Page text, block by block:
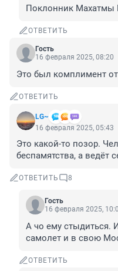
Поклонник Махатмы
ОТВЕТИТЬ
Гость
16 февраля 2025, 08:20
Это был комплимент
ОТВЕТИТЬ
LG~
16 февраля 2025, 05:43
Это какой-то позор.
беспамятства, а ведёт
ОТВЕТИТЬ 8
Гость
16 февраля 2025,
А чо ему стыдиться.
самолет и в свою
ОТВЕТИТЬ